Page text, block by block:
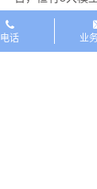
讨会引爆半导
潮
电话 业